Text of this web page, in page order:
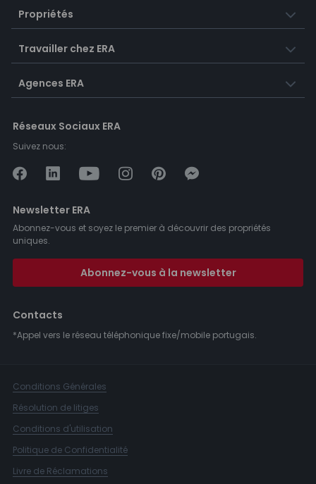
Propriétés
Travailler chez ERA
Agences ERA
Réseaux Sociaux ERA
Suivez nous:
Newsletter ERA
Abonnez-vous et soyez le premier à découvrir des propriétés
uniques.
Abonnez-vous à la newsletter
Contacts
*Appel vers le réseau téléphonique fixe/mobile portugais.
Conditions Générales
Résolution de litiges
Conditions d'utilisation
Politique de Confidentialité
Livre de Réclamations